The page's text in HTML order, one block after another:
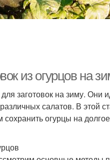
Салатные
из огурцов на
заготовок на зиму. Они
салатов. В этой
огурцы на